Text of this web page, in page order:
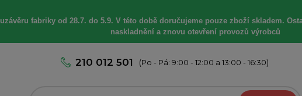
uzávěru fabriky od 28.7. do 5.9. V této době doručujeme pouze zboží skladem.
naskladnění a znovu otevření provozů výrobců
210 012 501 (Po - Pá: 9:00 - 12:00 a 13:00 - 16:30)